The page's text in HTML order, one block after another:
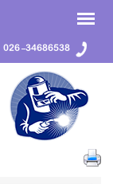
026-34686538